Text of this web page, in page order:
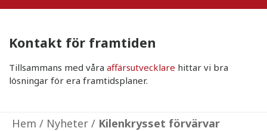
Kontakt för framtiden
Tillsammans med våra affärsutvecklare hittar vi bra
lösningar för era framtidsplaner.
Hem / Nyheter / Kilenkrysset förvärvar